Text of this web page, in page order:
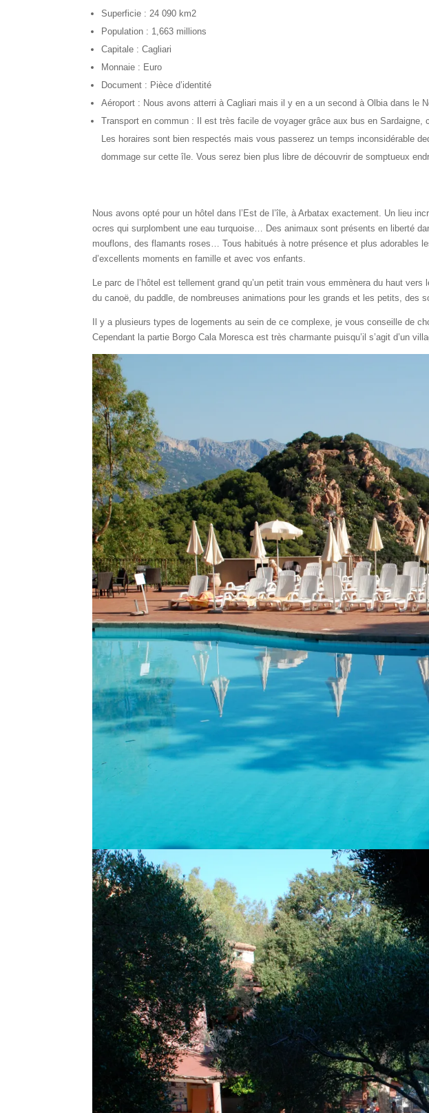
Superficie : 24 090 km2
Population : 1,663 millions
Capitale : Cagliari
Monnaie : Euro
Document : Pièce d’identité
Aéroport : Nous avons atterri à Cagliari mais il y en a un second à Olbia dans le
Transport en commun : Il est très facile de voyager grâce aux bus en
Les horaires sont bien respectés mais vous passerez un temps inconsidérable
dommage sur cette île. Vous serez bien plus libre de découvrir de somptueux
Nous avons opté pour un hôtel dans l’Est de l’île, à Arbatax exactement. Un lieu
ocres qui surplombent une eau turquoise… Des animaux sont présents en liberté
mouflons, des flamants roses… Tous habitués à notre présence et plus adorables
d’excellents moments en famille et avec vos enfants.
Le parc de l’hôtel est tellement grand qu’un petit train vous emmènera du haut
du canoë, du paddle, de nombreuses animations pour les grands et les petits, des
Il y a plusieurs types de logements au sein de ce complexe, je vous conseille de
Cependant la partie Borgo Cala Moresca est très charmante puisqu’il s’agit d’un